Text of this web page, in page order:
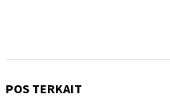
POS TERKAIT